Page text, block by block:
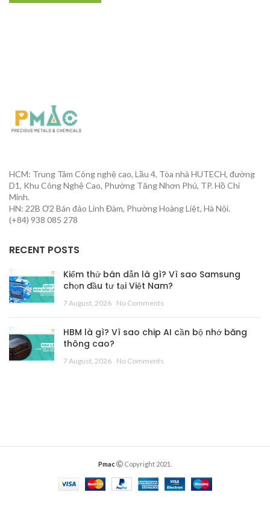
HCM: Trung Tâm Công nghệ cao, Lầu 4, Tòa nhà HUTECH, đường
D1, Khu Công Nghệ Cao, Phường Tăng Nhơn Phú, TP. Hồ Chí
Minh.
HN: 22B Ơ2 Bán đảo Linh Đàm, Phường Hoàng Liệt, Hà Nội.
(+84) 938 085 278
RECENT POSTS
Kiểm thử bán dẫn là gì? Vì sao Samsung
chọn đầu tư tại Việt Nam?
7 August, 2026 No Comments
HBM là gì? Vì sao chip AI cần bộ nhớ băng
thông cao?
7 August, 2026 No Comments
Pmac Copyright 2021.